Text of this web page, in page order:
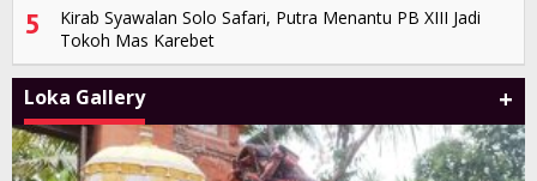
5
Kirab Syawalan Solo Safari, Putra Menantu PB XIII Jadi
Tokoh Mas Karebet
Loka Gallery +